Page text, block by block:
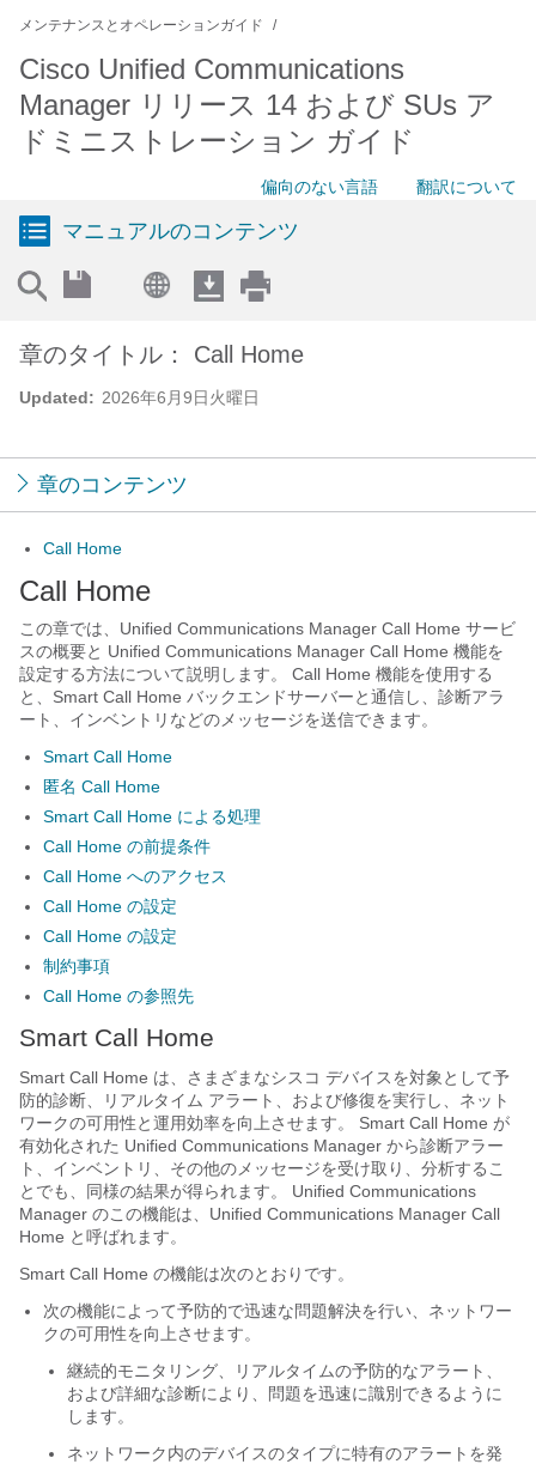
メンテナンスとオペレーションガイド
Cisco Unified Communications
Manager リリース 14 および SUs ア
ドミニストレーション ガイド
偏向のない言語 翻訳について
マニュアルのコンテンツ
Updated: 2026年6月9日火曜日
章のタイトル： Call Home
章のコンテンツ
Call Home
Call Home
この章では、Unified Communications Manager Call Home サービ
スの概要と Unified Communications Manager Call Home 機能を
設定する方法について説明します。 Call Home 機能を使用する
と、Smart Call Home バックエンドサーバーと通信し、診断アラ
ート、インベントリなどのメッセージを送信できます。
Smart Call Home
匿名 Call Home
Smart Call Home による処理
Call Home の前提条件
Call Home へのアクセス
Call Home の設定
Call Home の設定
制約事項
Call Home の参照先
Smart Call Home
Smart Call Home は、さまざまなシスコ デバイスを対象として予
防的診断、リアルタイム アラート、および修復を実行し、ネット
ワークの可用性と運用効率を向上させます。 Smart Call Home が
有効化された Unified Communications Manager から診断アラー
ト、インベントリ、その他のメッセージを受け取り、分析するこ
とでも、同様の結果が得られます。 Unified Communications
Manager のこの機能は、Unified Communications Manager Call
Home と呼ばれます。
Smart Call Home の機能は次のとおりです。
次の機能によって予防的で迅速な問題解決を行い、ネットワー
クの可用性を向上させます。
継続的モニタリング、リアルタイムの予防的なアラート、
および詳細な診断により、問題を迅速に識別できるように
します。
ネットワーク内のデバイスのタイプに特有のアラートを発